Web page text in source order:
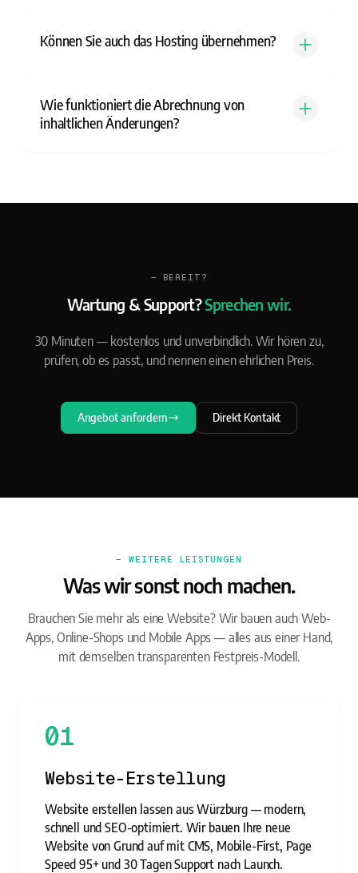
Können Sie auch das Hosting übernehmen?
Wie funktioniert die Abrechnung von
inhaltlichen Änderungen?
— BEREIT?
Wartung & Support?Sprechen wir.
30 Minuten — kostenlos und unverbindlich. Wir hören zu,
prüfen, ob es passt, und nennen einen ehrlichen Preis.
Angebot anfordern Direkt Kontakt
— WEITERE LEISTUNGEN
Was wir sonst noch machen.
Brauchen Sie mehr als eine Website? Wir bauen auch Web-
Apps, Online-Shops und Mobile Apps — alles aus einer Hand,
mit demselben transparenten Festpreis-Modell.
01
Website-Erstellung
Website erstellen lassen aus Würzburg — modern,
schnell und SEO-optimiert. Wir bauen Ihre neue
Website von Grund auf mit CMS, Mobile-First, Page
Speed 95+ und 30 Tagen Support nach Launch.